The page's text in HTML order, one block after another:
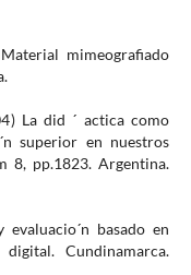
mimeografiado
La did ´ actica como
superior en nuestros
8, pp.1823. Argentina.
basado en
Cundinamarca.